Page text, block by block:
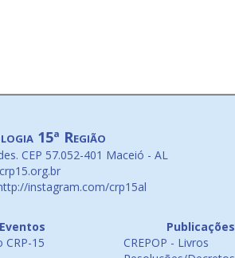
15ª Região
CEP 57.052-401 Maceió - AL
instagram.com/crp15al
Eventos
CRP-15
Publicações
CREPOP - Livros